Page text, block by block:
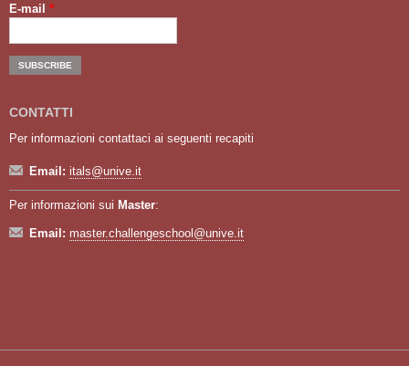
E-mail *
CONTATTI
Per informazioni contattaci ai seguenti recapiti
Email: itals@unive.it
Per informazioni sui Master:
Email: master.challengeschool@unive.it